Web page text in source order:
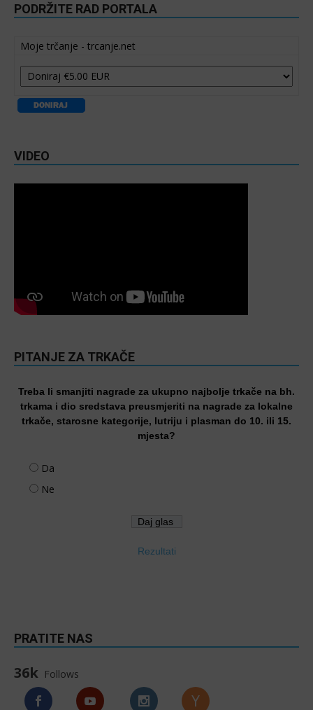
PODRŽITE RAD PORTALA
Moje trčanje - trcanje.net
VIDEO
PITANJE ZA TRKAČE
Treba li smanjiti nagrade za ukupno najbolje trkače na bh.
trkama i dio sredstava preusmjeriti na nagrade za lokalne
trkače, starosne kategorije, lutriju i plasman do 10. ili 15.
mjesta?
Da
Ne
Rezultati
PRATITE NAS
36k Follows